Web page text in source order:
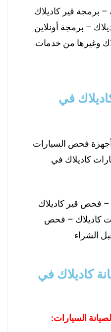
– برمجة قير كاديلاك
– برمجة أونلاين
وغيرها من خدمات
في
فحص السيارات
كاديلاك في
– فحص قير كاديلاك
كاديلاك – فحص
الشراء
كاديلاك في
السيارات: